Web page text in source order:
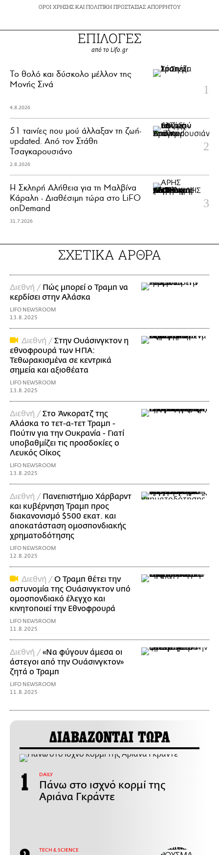
ΟΡΟΙ ΧΡΗΣΗΣΚΑΙ ΠΟΛΙΤΙΚΗ ΠΡΟΣΤΑΣΙΑΣ ΑΠΟΡΡΗΤΟΥ
ΕΠΙΛΟΓΕΣ
από το Lifo.gr
Το θολό και δύσκολο μέλλον της
Μονής Σινά
4.8.2026
51 ταινίες που μού άλλαξαν τη ζωή-
updated. Aπό τον Στάθη
Τσαγκαρουσιάνο
2.8.2026
Η Σκληρή Αλήθεια για τη Μαλβίνα
Κάραλη - Διαθέσιμη τώρα στo LiFO
onDemand
31.7.2026
ΣΧΕΤΙΚΑ ΑΡΘΡΑ
Διεθνή / Πώς μπορεί ο Τραμπ να
κερδίσει στην Αλάσκα
LIFO NEWSROOM
13.8.2025
Διεθνή /Στην Ουάσινγκτον η
εθνοφρουρά των ΗΠΑ:
Τεθωρακισμένα σε κεντρικά
σημεία και αξιοθέατα
LIFO NEWSROOM
13.8.2025
Διεθνή /Στο Άνκορατζ της
Αλάσκα το τετ-α-τετ Τραμπ -
Πούτιν για την Ουκρανία - Γιατί
υποβαθμίζει τις προσδοκίες ο
Λευκός Οίκος
LIFO NEWSROOM
13.8.2025
Διεθνή / Πανεπιστήμιο Χάρβαρντ
και κυβέρνηση Τραμπ προς
διακανονισμό $500 εκατ. και
αποκατάσταση ομοσπονδιακής
χρηματοδότησης
LIFO NEWSROOM
12.8.2025
Διεθνή /Ο Τραμπ θέτει την
αστυνομία της Ουάσινγκτον υπό
ομοσπονδιακό έλεγχο και
κινητοποιεί την Εθνοφρουρά
LIFO NEWSROOM
11.8.2025
Διεθνή /«Να φύγουν άμεσα οι
άστεγοι από την Ουάσινγκτον»
ζητά ο Τραμπ
LIFO NEWSROOM
11.8.2025
ΔΙΑΒΑΖΟΝΤΑΙ ΤΩΡΑ
DAILY
Πάνω στο ισχνό κορμί της
Αριάνα Γκράντε
ΤECH & SCIENCE